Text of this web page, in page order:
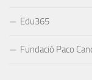
Edu365
Fundació Paco